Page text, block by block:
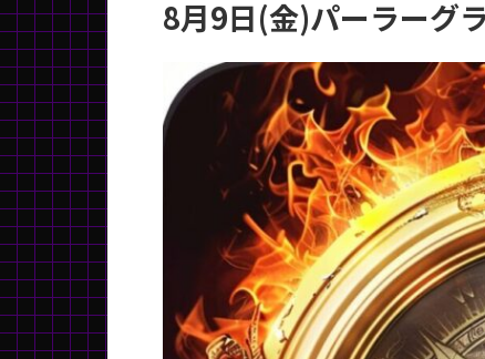
8月9日(金)パーラーグ